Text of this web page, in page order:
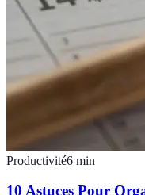
Productivité6 min
10 Astuces Pour